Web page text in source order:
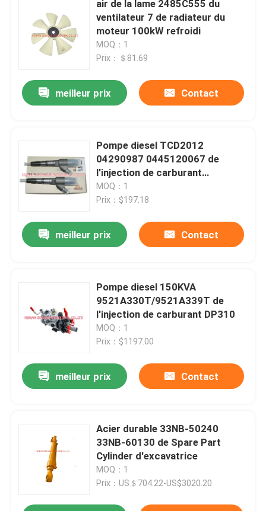
air de la lame 2485C555 du
ventilateur 7 de radiateur du
moteur 100kW refroidi
MOQ：1
Prix：＄81.69
meilleur prix Contact
Pompe diesel TCD2012
04290987 0445120067 de
l'injection de carburant
TCD2013
MOQ：1
Prix：$197.18
meilleur prix Contact
Pompe diesel 150KVA
9521A330T/9521A339T de
l'injection de carburant DP310
MOQ：1
Prix：$1197.00
meilleur prix Contact
Acier durable 33NB-50240
33NB-60130 de Spare Part
Cylinder d'excavatrice
MOQ：1
Prix：US＄704.22-US$3020.20